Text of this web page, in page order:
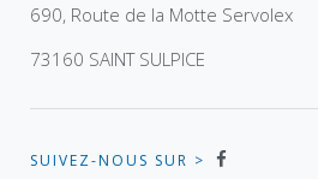
690, Route de la Motte Servolex
73160 SAINT SULPICE
SUIVEZ-NOUS SUR >